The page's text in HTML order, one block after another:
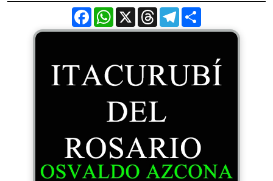
FacebookWhatsApp
X ThreadsTelegram